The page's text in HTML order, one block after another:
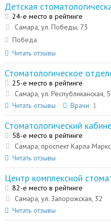
Детская
24-е место в рейтинге
Самара, ул. Победы, 73
Победа
Читать отзывы
Стоматологическое
25-е место в рейтинге
Самара, ул. Республиканская,
Читать отзывы
Врачи 1
Стоматологический
58-е место в рейтинге
Самара, проспект Карла
Читать отзывы
Центр комплексной
82-е место в рейтинге
Самара, ул. Запорожская, 32
Читать отзывы